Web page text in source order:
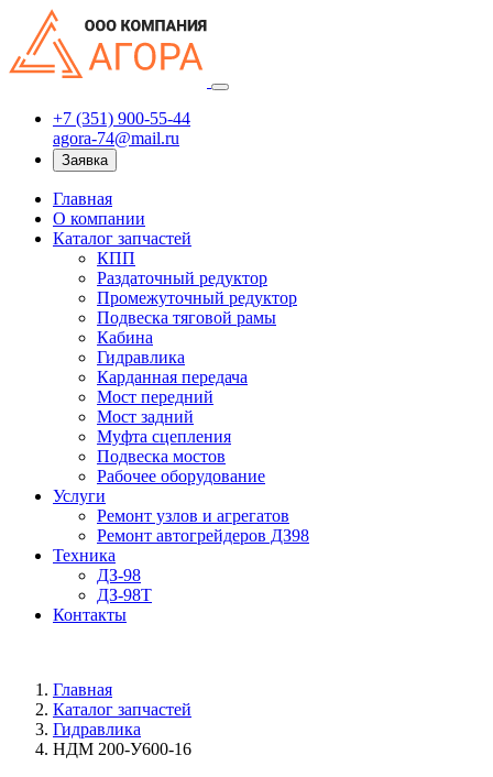
+7 (351) 900-55-44
agora-74@mail.ru
Заявка
Главная
О компании
Каталог запчастей
КПП
Раздаточный редуктор
Промежуточный редуктор
Подвеска тяговой рамы
Кабина
Гидравлика
Карданная передача
Мост передний
Мост задний
Муфта сцепления
Подвеска мостов
Рабочее оборудование
Услуги
Ремонт узлов и агрегатов
Ремонт автогрейдеров ДЗ98
Техника
ДЗ-98
ДЗ-98Т
Контакты
Главная
Каталог запчастей
Гидравлика
НДМ 200-У600-16